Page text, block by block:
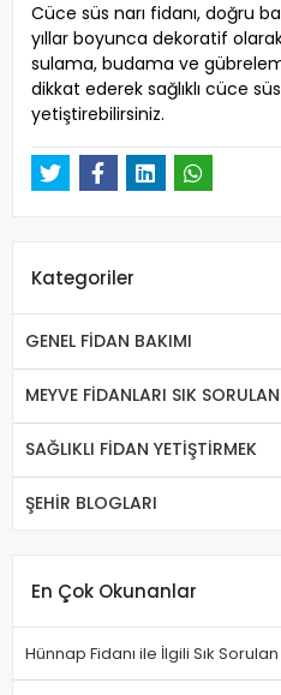
Cüce süs narı fidanı, doğru
yıllar boyunca dekoratif
sulama, budama ve
dikkat ederek sağlıklı cüce
yetiştirebilirsiniz.
Kategoriler
GENEL FİDAN BAKIMI
MEYVE FİDANLARI SIK
SAĞLIKLI FİDAN YETİŞTİRMEK
ŞEHİR BLOGLARI
En Çok Okunanlar
Hünnap Fidanı ile İlgili Sık